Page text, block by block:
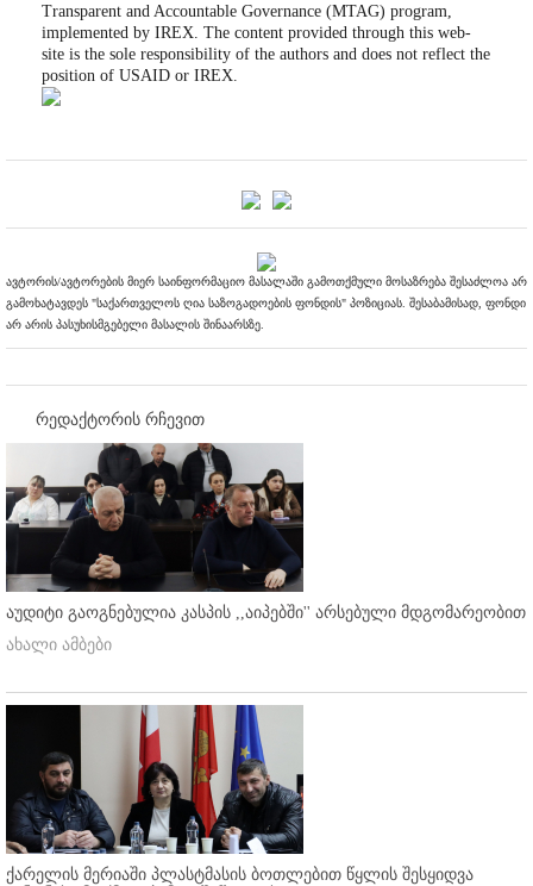
Transparent and Accountable Governance (MTAG) program,
implemented by IREX. The content provided through this web-
site is the sole responsibility of the authors and does not reflect the
position of USAID or IREX.
ავტორის/ავტორების მიერ საინფორმაციო მასალაში გამოთქმული მოსაზრება შესაძლოა არ
გამოხატავდეს "საქართველოს ღია საზოგადოების ფონდის" პოზიციას. შესაბამისად, ფონდი
არ არის პასუხისმგებელი მასალის შინაარსზე.
რედაქტორის რჩევით
აუდიტი გაოგნებულია კასპის ,,აიპებში'' არსებული მდგომარეობით
ახალი ამბები
ქარელის მერიაში პლასტმასის ბოთლებით წყლის შესყიდვა